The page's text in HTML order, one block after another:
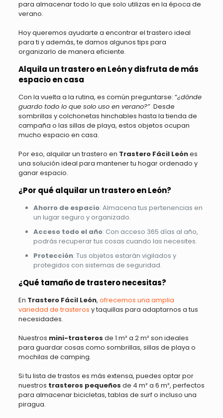
para almacenar todo lo que solo utilizas en la época de
verano.
Hoy queremos ayudarte a encontrar el trastero ideal
para ti y además, te damos algunos tips para
organizarlo de manera eficiente.
Alquila un trastero en León y disfruta de más
espacio en casa
Con la vuelta a la rutina, es común preguntarse: “¿dónde
guardo todo lo que solo uso en verano?” Desde
sombrillas y colchonetas hinchables hasta la tienda de
campaña o las sillas de playa, estos objetos ocupan
mucho espacio en casa.
Por eso, alquilar un trastero en Trastero Fácil Leónes
una solución ideal para mantener tu hogar ordenado y
ganar espacio.
¿Por qué alquilar un trastero en León?
Ahorro de espacio: Almacena tus pertenencias en
un lugar seguro y organizado.
Acceso todo el año: Con acceso 365 días al año,
podrás recuperar tus cosas cuando las necesites.
Protección: Tus objetos estarán vigilados y
protegidos con sistemas de seguridad.
¿Qué tamaño de trastero necesitas?
En Trastero Fácil León, ofrecemos una amplia
variedad de trasteros y taquillas para adaptarnos a tus
necesidades.
Nuestros mini-trasteros de 1 m² a 2 m² son ideales
para guardar cosas como sombrillas, sillas de playa o
mochilas de camping.
Si tu lista de trastos es más extensa, puedes optar por
nuestros trasteros pequeños de 4 m² a 6 m², perfectos
para almacenar bicicletas, tablas de surf o incluso una
piragua.